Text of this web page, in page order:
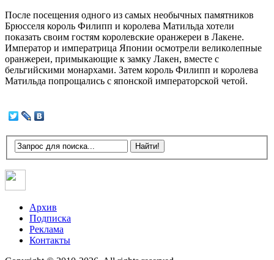
После посещения одного из самых необычных памятников
Брюсселя король Филипп и королева Матильда хотели
показать своим гостям королевские оранжереи в Лакене.
Император и императрица Японии осмотрели великолепные
оранжереи, примыкающие к замку Лакен, вместе с
бельгийскими монархами. Затем король Филипп и королева
Матильда попрощались с японской императорской четой.
Архив
Подписка
Реклама
Контакты